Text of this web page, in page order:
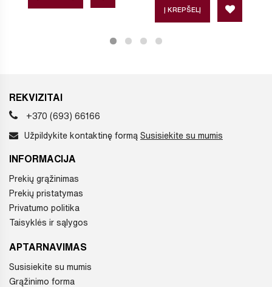
Į KREPŠELĮ
REKVIZITAI
+370 (693) 66166
Užpildykite kontaktinę formą Susisiekite su mumis
INFORMACIJA
Prekių grąžinimas
Prekių pristatymas
Privatumo politika
Taisyklės ir sąlygos
APTARNAVIMAS
Susisiekite su mumis
Grąžinimo forma